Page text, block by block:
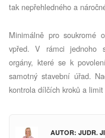
tak nepřehledného a
Minimálně pro soukromé
vpřed. V rámci jednoho
orgány, které se k
samotný stavební úřad.
kontrola dílčích kroků a
AUTOR: JUDR.